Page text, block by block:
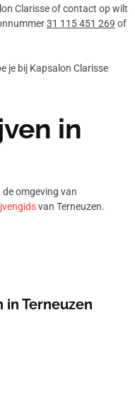
Clarisse of contact op wilt
31 115 451 269 of
je bij Kapsalon Clarisse
in
de omgeving van
van Terneuzen.
Terneuzen